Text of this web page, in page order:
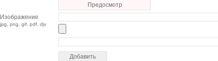
Предосмотр
Изображение
jpg, png, gif, pdf, djv